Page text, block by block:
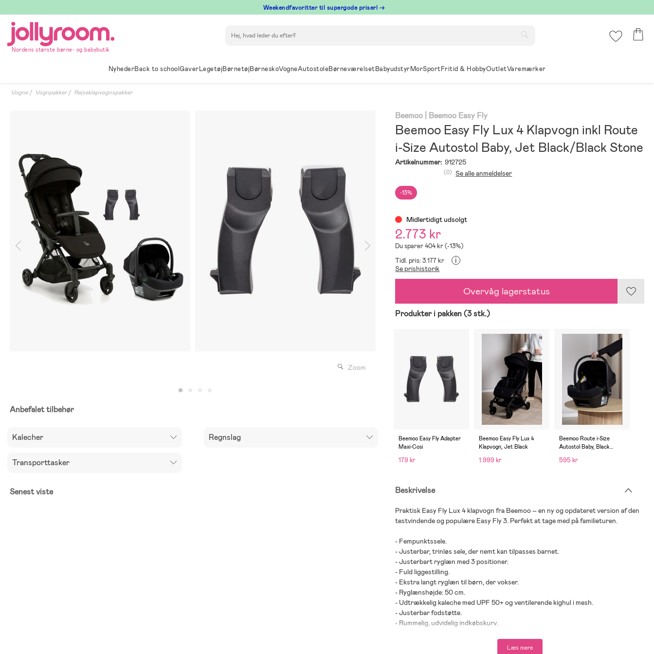
till
innehållet
⁠ Weekendfavoritter til supergode priser! →
Nordens største børne- og babybutik
NyhederBack to schoolGaverLegetøjBørnetøjBørneskoVogneAutostoleBørneværelsetBabyudstyrMorSportFritid & HobbyOutletVaremærker
Vogne Vognpakker Rejseklapvognspakker
Zoom
Anbefalet tilbehør
Kalecher
Transporttasker
Regnslag
Senest viste
Beemoo | Beemoo Easy Fly
Beemoo Easy Fly Lux 4 Klapvogn inkl Route
i-Size Autostol Baby, Jet Black/Black Stone
Artikelnummer: 912725
-13%
(0) Se alle anmeldelser
Midlertidigt udsolgt
2.773 kr
Du sparer 404 kr (-13%)
Tidl. pris: 3.177 kr
i
Se prishistorik
Overvåg lagerstatus
Produkter i pakken (3 stk.)
Beemoo Easy Fly Adapter
Maxi-Cosi
179 kr
Beemoo Easy Fly Lux 4
Klapvogn, Jet Black
1.999 kr
Beemoo Route i-Size
Autostol Baby, Black
595 kr
Beskrivelse
Praktisk Easy Fly Lux 4 klapvogn fra Beemoo – en ny og opdateret version af den
testvindende og populære Easy Fly 3. Perfekt at tage med på familieturen.
- Fempunktssele.
- Justerbar, trinløs sele, der nemt kan tilpasses barnet.
- Justerbart ryglæn med 3 positioner.
- Fuld liggestilling.
- Ekstra langt ryglæn til børn, der vokser.
- Ryglænshøjde: 50 cm.
- Udtrækkelig kaleche med UPF 50+ og ventilerende kighul i mesh.
- Justerbar fodstøtte.
- Rummelig, udvidelig indkøbskurv.
- Fastlåste baghjul og drejbare forhjul.Læs mere